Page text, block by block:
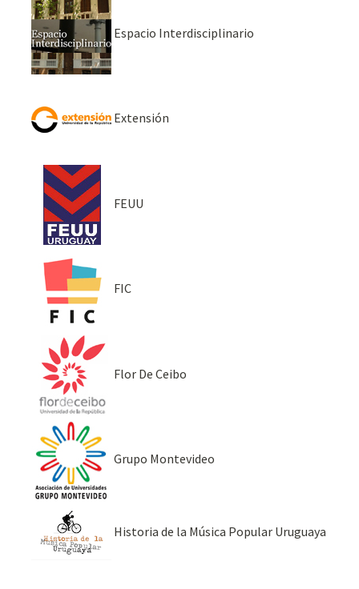
Espacio Interdisciplinario
Extensión
FEUU
FIC
Flor De Ceibo
Grupo Montevideo
Historia de la Música Popular Uruguaya